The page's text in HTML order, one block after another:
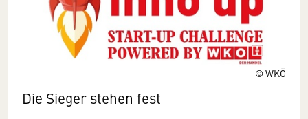
© WKÖ
Die Sieger stehen fest